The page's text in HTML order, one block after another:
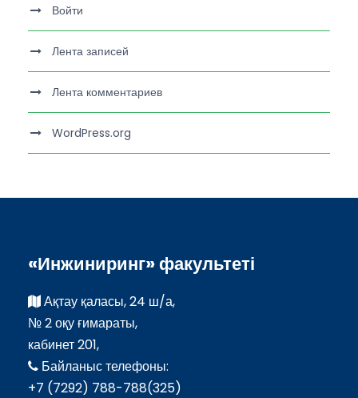
Войти
Лента записей
Лента комментариев
WordPress.org
«Инжиниринг» факультеті
Ақтау қаласы, 24 ш/а,
№ 2 оқу ғимараты,
кабинет 201,
Байланыс телефоны:
+7 (7292) 788-788(325)